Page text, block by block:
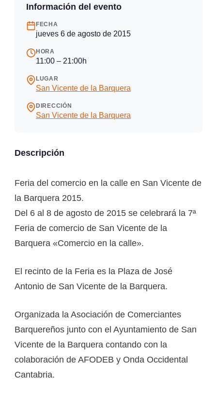
Información del evento
FECHA
jueves 6 de agosto de 2015
HORA
11:00 – 21:00h
LUGAR
San Vicente de la Barquera
DIRECCIÓN
San Vicente de la Barquera
Descripción
Feria del comercio en la calle en San Vicente de
la Barquera 2015.
Del 6 al 8 de agosto de 2015 se celebrará la 7ª
Feria de comercio de San Vicente de la
Barquera «Comercio en la calle».
El recinto de la Feria es la Plaza de José
Antonio de San Vicente de la Barquera.
Organizada la Asociación de Comerciantes
Barquereños junto con el Ayuntamiento de San
Vicente de la Barquera contando con la
colaboración de AFODEB y Onda Occidental
Cantabria.